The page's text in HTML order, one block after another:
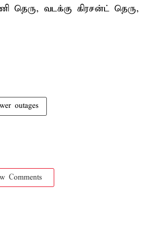
வடக்கு கிரசன்ட் தெரு,
outages
Comments